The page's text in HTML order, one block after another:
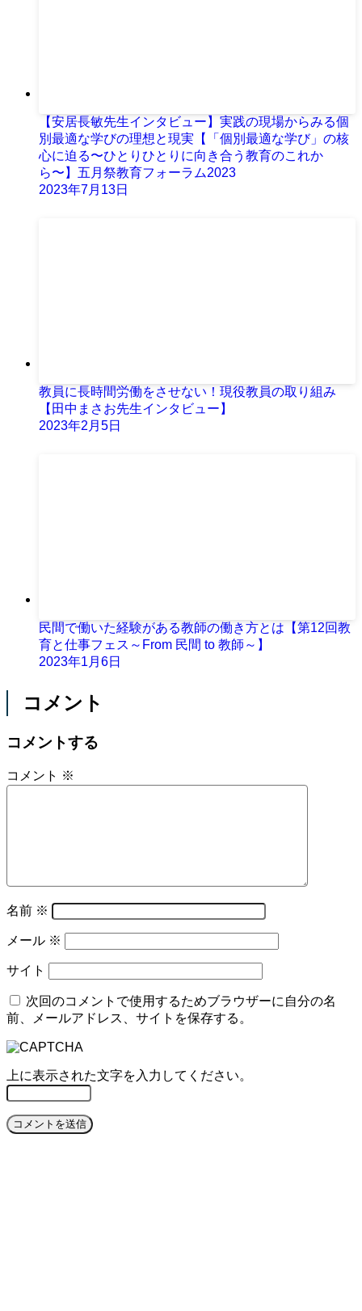
【安居長敏先生インタビュー】実践の現場からみる個
別最適な学びの理想と現実【「個別最適な学び」の核
心に迫る〜ひとりひとりに向き合う教育のこれか
ら〜】五月祭教育フォーラム2023
2023年7月13日
教員に長時間労働をさせない！現役教員の取り組み
【田中まさお先生インタビュー】
2023年2月5日
民間で働いた経験がある教師の働き方とは【第12回教
育と仕事フェス～From 民間 to 教師～】
2023年1月6日
コメント
コメントする
コメント ※
名前 ※
メール ※
サイト
次回のコメントで使用するためブラウザーに自分の名
前、メールアドレス、サイトを保存する。
上に表示された文字を入力してください。